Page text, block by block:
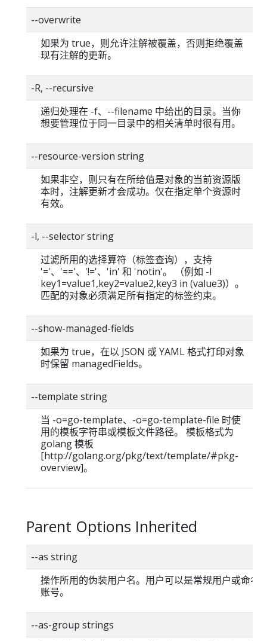
--overwrite
如果为 true，则允许注解被覆盖，否则拒绝覆盖
现有注解的更新。
-R, --recursive
递归处理在 -f、--filename 中给出的目录。当你
想要管理位于同一目录中的相关清单时很有用。
--resource-version string
如果非空，则只有在所给值是对象的当前资源版
本时，注解更新才会成功。仅在指定单个资源时
有效。
-l, --selector string
过滤所用的选择算符（标签查询），支持
'='、'=='、'!='、'in' 和 'notin'。 （例如 -l
key1=value1,key2=value2,key3 in (value3)）。
匹配的对象必须满足所有指定的标签约束。
--show-managed-fields
如果为 true，在以 JSON 或 YAML 格式打印对象
时保留 managedFields。
--template string
当 -o=go-template、-o=go-template-file 时使
用的模板字符串或模板文件路径。 模板格式为
golang 模板
[http://golang.org/pkg/text/template/#pkg-
overview]。
Parent Options Inherited
--as string
操作所用的伪装用户名。用户可以是常规用户或命名
账号。
--as-group strings